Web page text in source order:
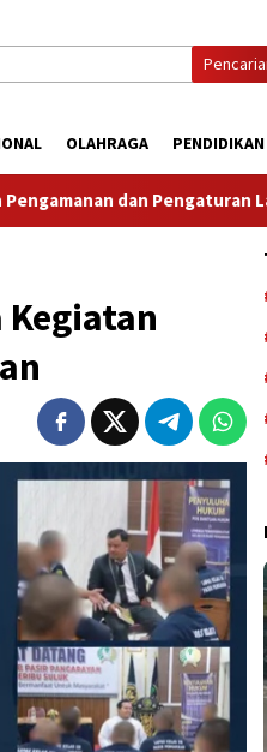
OLAHRAGA PENDIDIKAN
Dalam Rangka
Kegiatan